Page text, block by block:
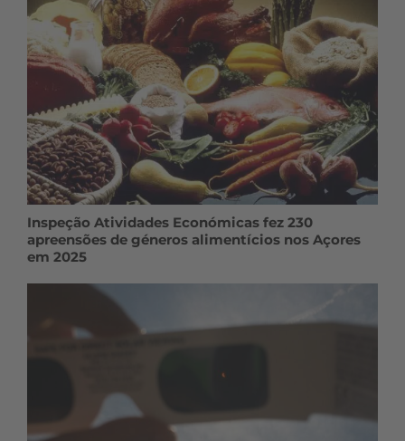
Inspeção Atividades Económicas fez 230
apreensões de géneros alimentícios nos Açores
em 2025